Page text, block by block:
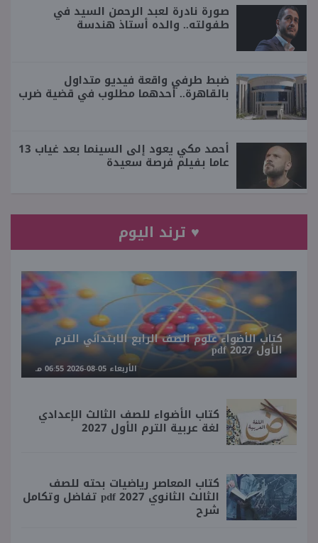
صورة نادرة لعبد الرحمن السيد في
طفولته.. والده أستاذ هندسة
ضبط طرفي واقعة فيديو متداول
بالقاهرة.. أحدهما مطلوب في قضية ضرب
أحمد مكي يعود إلى السينما بعد غياب 13
عاما بفيلم فرصة سعيدة
♥ ترند اليوم
كتاب الأضواء علوم الصف الرابع الابتدائي الترم
الأول 2027 pdf
الأربعاء 05-08-2026 06:55 مـ
كتاب الأضواء للصف الثالث الإعدادي
لغة عربية الترم الأول 2027
كتاب المعاصر رياضيات بحته للصف
الثالث الثانوي 2027 pdf تفاضل وتكامل
شرح